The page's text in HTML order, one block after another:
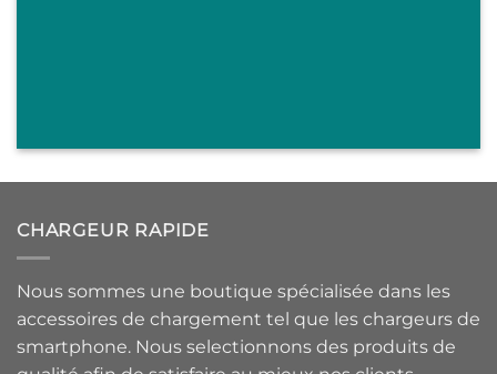
CHARGEUR RAPIDE
Nous sommes une boutique spécialisée dans les
accessoires de chargement tel que les chargeurs de
smartphone. Nous selectionnons des produits de